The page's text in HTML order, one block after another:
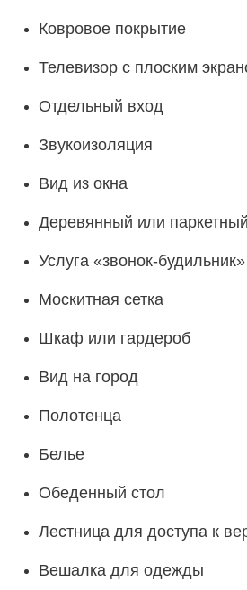
Ковровое покрытие
Телевизор с плоским
Отдельный вход
Звукоизоляция
Вид из окна
Деревянный или
Услуга «звонок-будильник»
Москитная сетка
Шкаф или гардероб
Вид на город
Полотенца
Белье
Обеденный стол
Лестница для доступа к
Вешалка для одежды